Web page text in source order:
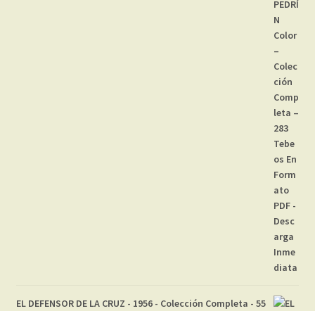
EL DEFENSOR DE LA CRUZ - 1956 - Colección Completa - 55